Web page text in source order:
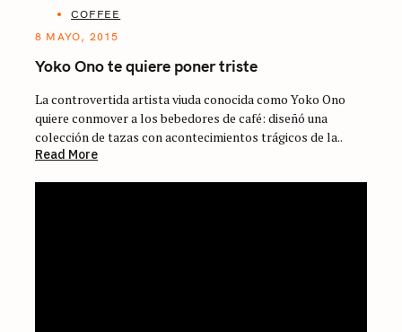
COFFEE
8 MAYO, 2015
Yoko Ono te quiere poner triste
La controvertida artista viuda conocida como Yoko Ono
quiere conmover a los bebedores de café: diseñó una
colección de tazas con acontecimientos trágicos de la..
Read More